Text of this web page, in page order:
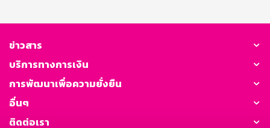
ถูกปล่อยตั้งแต่วันที่ 5 (10.00 น.) – 7 (19.59 น.) สิงหาคม
2569 และสามารถใช้ได้ตั้งแต่วันที่ 7 [...]
ข่าวสาร
บริการทางการเงิน
การพัฒนาเพื่อความยั่งยืน
อื่นๆ
ติดต่อเรา